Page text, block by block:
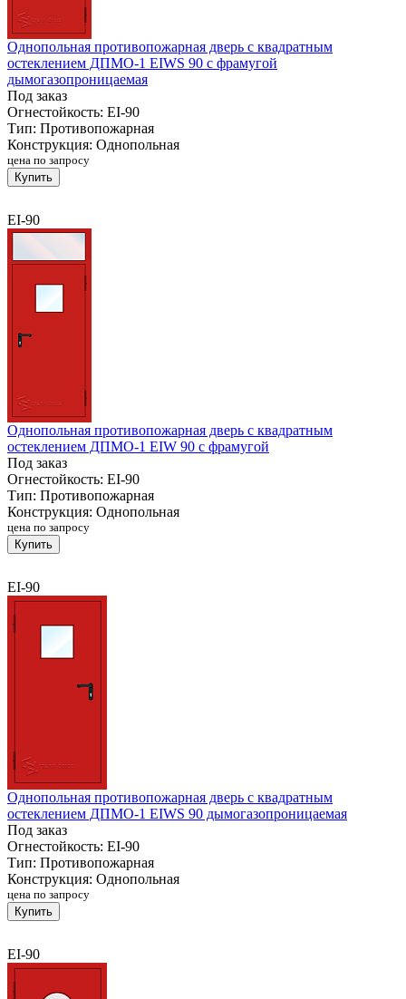
Однопольная противопожарная дверь с квадратным
остеклением ДПМО-1 EIWS 90 с фрамугой
дымогазопроницаемая
Под заказ
Огнестойкость: EI-90
Тип: Противопожарная
Конструкция: Однопольная
цена по запросу
Купить
EI-90
Однопольная противопожарная дверь с квадратным
остеклением ДПМО-1 EIW 90 с фрамугой
Под заказ
Огнестойкость: EI-90
Тип: Противопожарная
Конструкция: Однопольная
цена по запросу
Купить
EI-90
Однопольная противопожарная дверь с квадратным
остеклением ДПМО-1 EIWS 90 дымогазопроницаемая
Под заказ
Огнестойкость: EI-90
Тип: Противопожарная
Конструкция: Однопольная
цена по запросу
Купить
EI-90